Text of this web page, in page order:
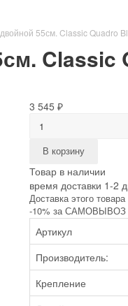
55см. Classic Quadro
Classic
3 545 ₽
В корзину
Товар в наличии
время доставки 1-2
Доставка этого
-10% за САМОВЫВОЗ
Артикул
Производитель:
Крепление